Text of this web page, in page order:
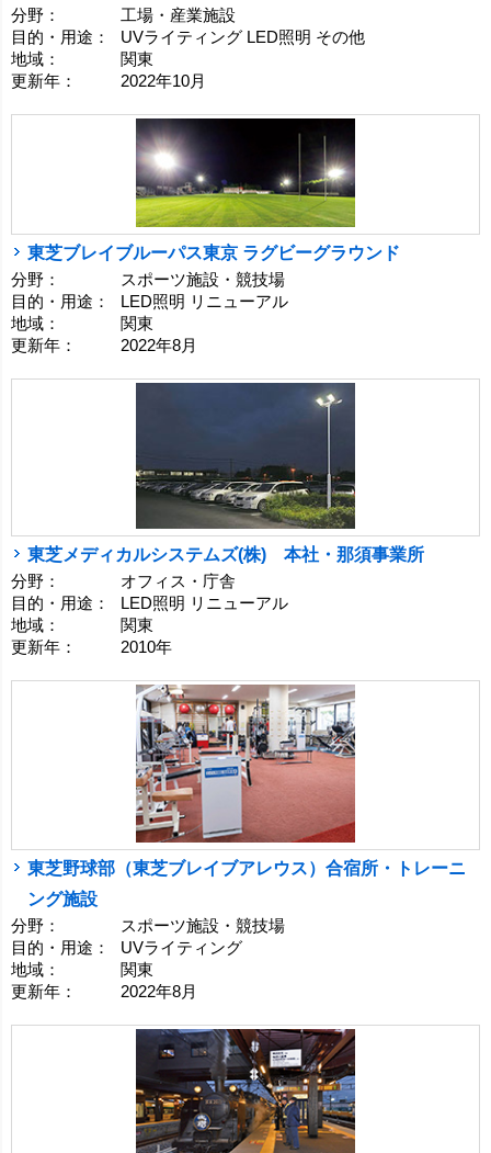
分野：
工場・産業施設
目的・用途：
UVライティング LED照明 その他
地域：
関東
更新年：
2022年10月
東芝ブレイブルーパス東京 ラグビーグラウンド
分野：
スポーツ施設・競技場
目的・用途：
LED照明 リニューアル
地域：
関東
更新年：
2022年8月
東芝メディカルシステムズ(株) 本社・那須事業所
分野：
オフィス・庁舎
目的・用途：
LED照明 リニューアル
地域：
関東
更新年：
2010年
東芝野球部（東芝ブレイブアレウス）合宿所・トレーニ
ング施設
分野：
スポーツ施設・競技場
目的・用途：
UVライティング
地域：
関東
更新年：
2022年8月